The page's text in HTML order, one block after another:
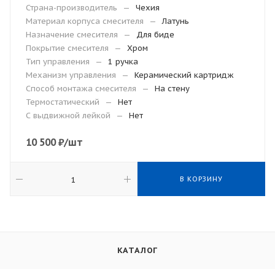
Страна-производитель
—
Чехия
Материал корпуса смесителя
—
Латунь
Назначение смесителя
—
Для биде
Покрытие смесителя
—
Хром
Тип управления
—
1 ручка
Механизм управления
—
Керамический картридж
Способ монтажа смесителя
—
На стену
Термостатический
—
Нет
С выдвижной лейкой
— Нет
10 500₽/шт
В КОРЗИНУ
КАТАЛОГ